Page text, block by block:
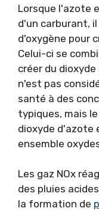
Lorsque l'azote
d'un carburant,
d'oxygène pour
Celui-ci se
créer du
n'est pas
santé à des
typiques, mais
dioxyde d'azote
ensemble
Les gaz NOx
des pluies
la formation de